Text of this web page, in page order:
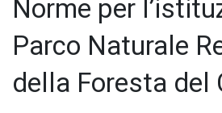
Norme per
Parco Naturale
della Foresta del